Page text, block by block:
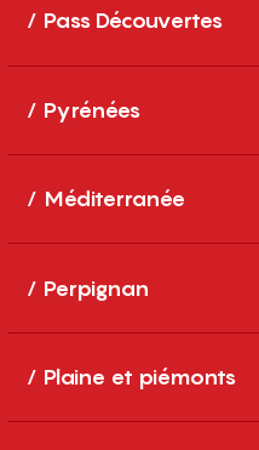
Pass Découvertes
Pyrénées
Méditerranée
Perpignan
Plaine et piémonts
81 09
nous
des-pins.fr